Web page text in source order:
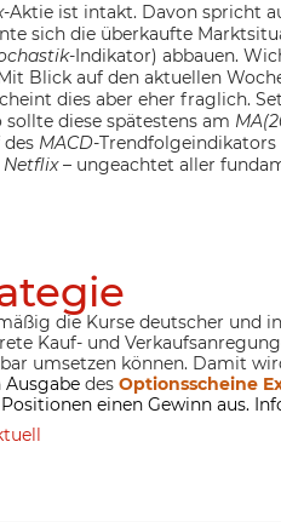
-Aktie ist intakt. Davon spricht
sich die überkaufte
-Indikator) abbauen.
Blick auf den aktuellen
dies aber eher fraglich.
diese spätestens am
MACD-Trendfolgeindikators
Netflix– ungeachtet aller
die Kurse deutscher und
Kauf- und
umsetzen können. Damit
Ausgabe des Optionsscheine
einen Gewinn aus.